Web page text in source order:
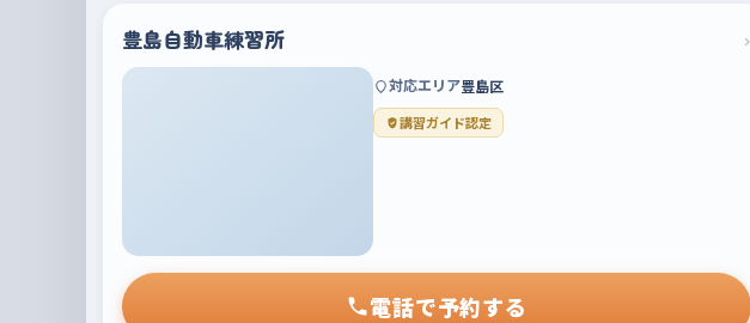
豊島自動車練習所 ›
対応エリア豊島区
講習ガイド認定
電話で予約する